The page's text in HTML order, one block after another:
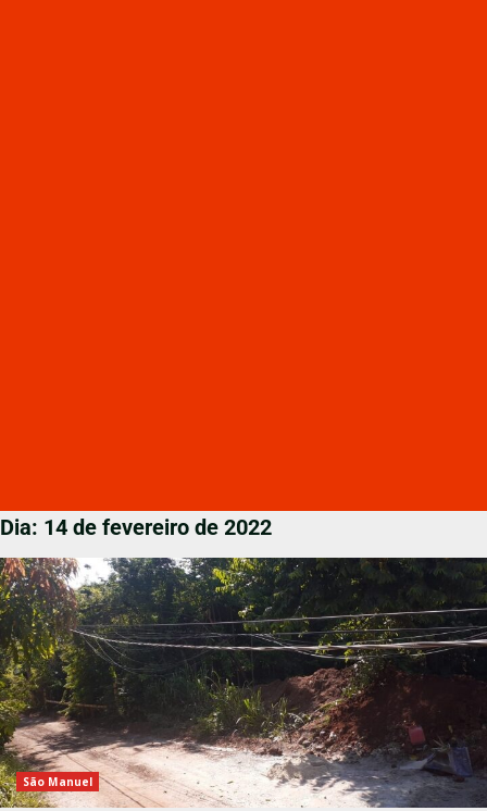
Dia: 14 de fevereiro de 2022
São Manuel